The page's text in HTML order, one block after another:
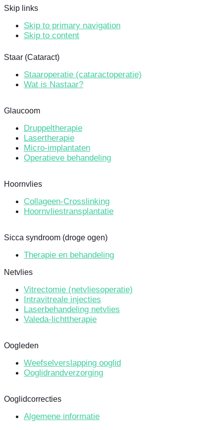
Skip links
Skip to primary navigation
Skip to content
Staar (Cataract)
Staaroperatie (cataractoperatie)
Wat is Nastaar?
Glaucoom
Druppeltherapie
Lasertherapie
Micro-implantaten
Operatieve behandeling
Hoornvlies
Collageen-Crosslinking
Hoornvliestransplantatie
Sicca syndroom (droge ogen)
Therapie en behandeling
Netvlies
Vitrectomie (netvliesoperatie)
Intravitreale injecties
Laserbehandeling netvlies
Valeda-lichttherapie
Oogleden
Weefselverslapping ooglid
Ooglidrandverzorging
Ooglidcorrecties
Algemene informatie